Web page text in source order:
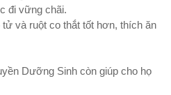
đi vững chãi.
và ruột co thắt tốt hơn, thích ăn
Dưỡng Sinh còn giúp cho họ